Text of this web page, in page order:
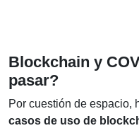
Blockchain y
pasar?
Por cuestión de espacio,
casos de uso de